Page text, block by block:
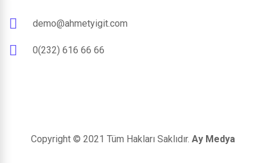
demo@ahmetyigit.com
0(232) 616 66 66
Copyright © 2021 Tüm Hakları Saklıdır. Ay Medya